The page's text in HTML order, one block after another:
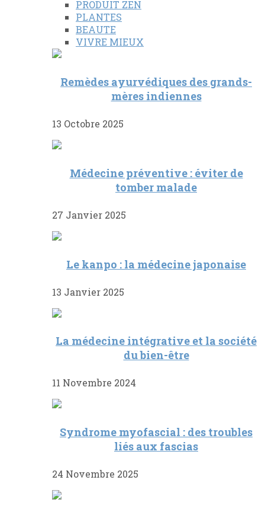
PRODUIT ZEN
PLANTES
BEAUTE
VIVRE MIEUX
Remèdes ayurvédiques des grands-
mères indiennes
13 Octobre 2025
Médecine préventive : éviter de
tomber malade
27 Janvier 2025
Le kanpo : la médecine japonaise
13 Janvier 2025
La médecine intégrative et la société
du bien-être
11 Novembre 2024
Syndrome myofascial : des troubles
liés aux fascias
24 Novembre 2025